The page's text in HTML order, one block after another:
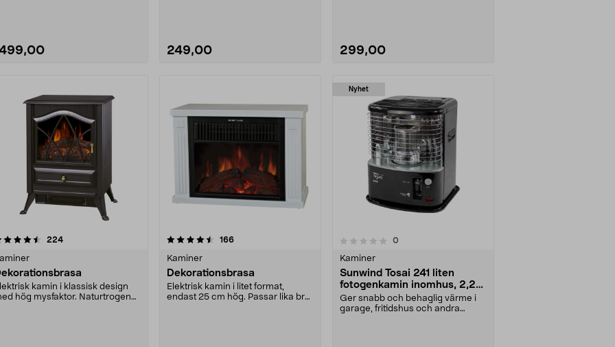
249,00 299,00
224recensioner
kamin i klassisk design
hög mysfaktor. Naturtrogen
4.5 av 5 stjärnor 166recensioner
Kaminer
Dekorationsbrasa
Elektrisk kamin i litet format,
endast 25 cm hög. Passar lika bra
Nyhet
0.0 av 5 stjärnor 0
Kaminer
Sunwind Tosai 241 liten
fotogenkamin inomhus, 2,2
kW
Ger snabb och behaglig värme i
garage, fritidshus och andra